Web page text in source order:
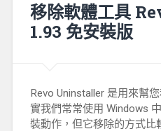
移除軟體工具
1.93 免安裝版
Revo Uninstaller 是用來幫
實我們常常使用 Windows
裝動作，但它移除的方式比